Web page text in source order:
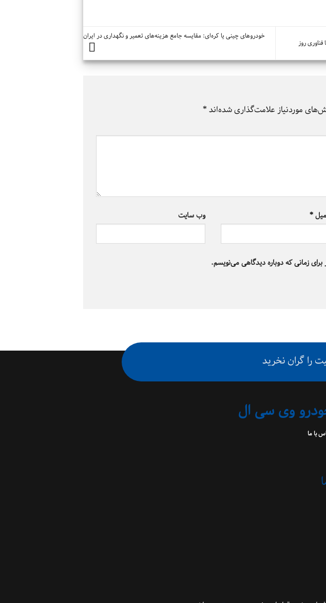
روز
خودروهای چینی یا کره‌ای: مقایسه جامع هزینه‌های تعمیر و نگهداری در ایران
موردنیاز علامت‌گذاری شده‌اند*
* وب‌ سایت
زمانی که دوباره دیدگاهی می‌نویسم.
را گران نخرید
وی سی ال
با ما